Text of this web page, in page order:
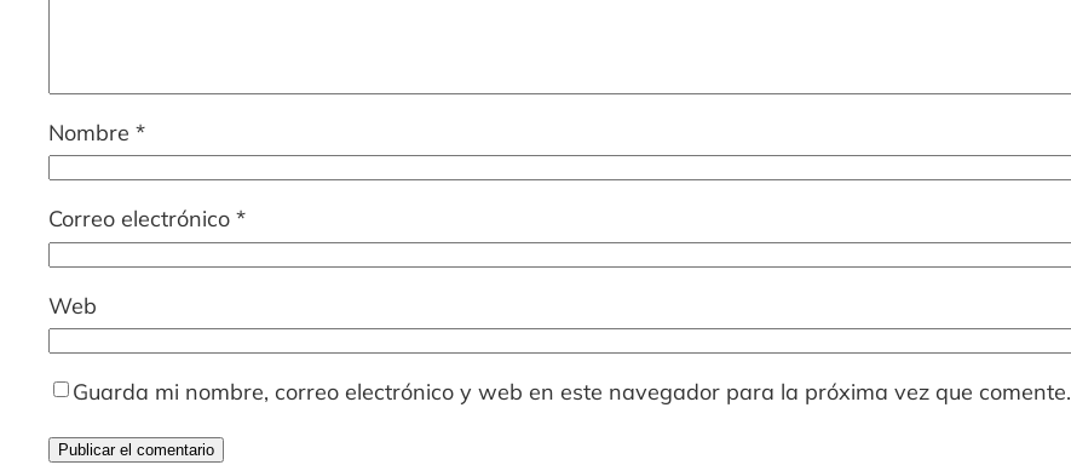
Nombre *
Correo electrónico *
Web
Guarda mi nombre, correo electrónico y web en este navegador para la próxima vez que comente.